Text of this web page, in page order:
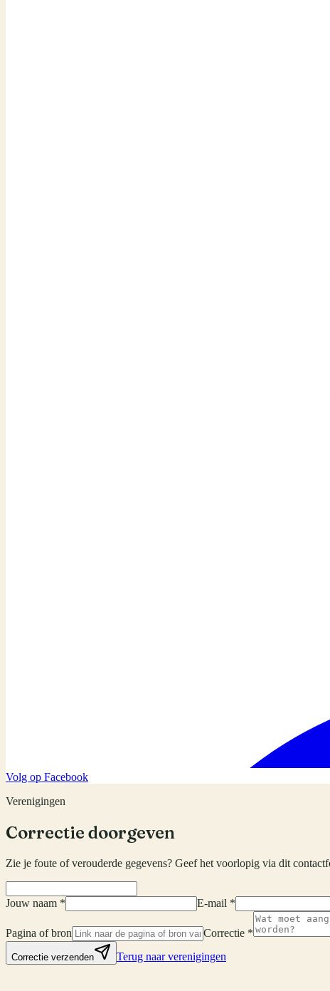
Volg op Facebook
Verenigingen
Correctie doorgeven
Zie je foute of verouderde gegevens? Geef het voorlopig via dit
Jouw naam * E-mail *
Pagina of bron Correctie *
Correctie verzenden Terug naar verenigingen